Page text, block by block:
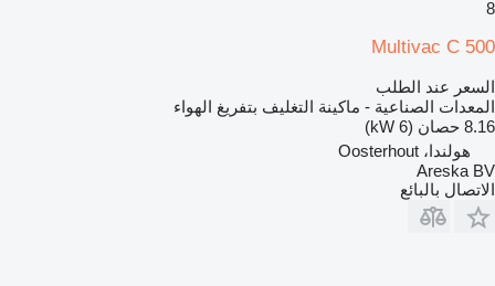
8
Multivac C 500
السعر عند الطلب
المعدات الصناعية - ماكينة التغليف بتفريغ الهواء
8.16 حصان (6 kW)
هولندا، Oosterhout
Areska BV
الاتصال بالبائع